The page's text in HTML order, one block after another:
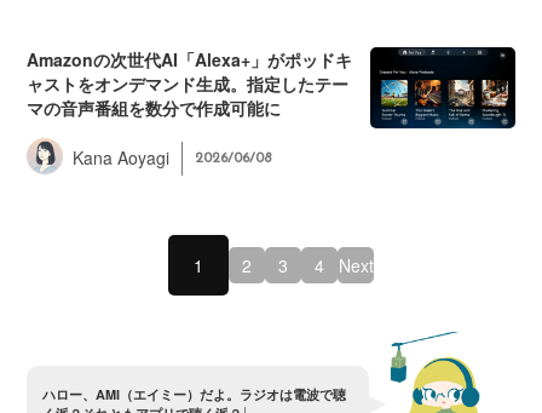
Amazonの次世代AI「Alexa+」がポッドキ
ャストをオンデマンド生成。指定したテー
マの音声番組を数分で作成可能に
Kana Aoyagi 2026/06/08
1 2 3 4 Next
ハロー、 AMI（エイ ミ ー） だよ 。 ラジオは電波で聴